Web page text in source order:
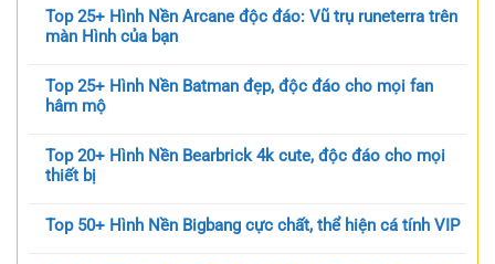
Top 25+ Hình Nền Arcane độc đáo: Vũ trụ runeterra trên
màn Hình của bạn
Top 25+ Hình Nền Batman đẹp, độc đáo cho mọi fan
hâm mộ
Top 20+ Hình Nền Bearbrick 4k cute, độc đáo cho mọi
thiết bị
Top 50+ Hình Nền Bigbang cực chất, thể hiện cá tính VIP